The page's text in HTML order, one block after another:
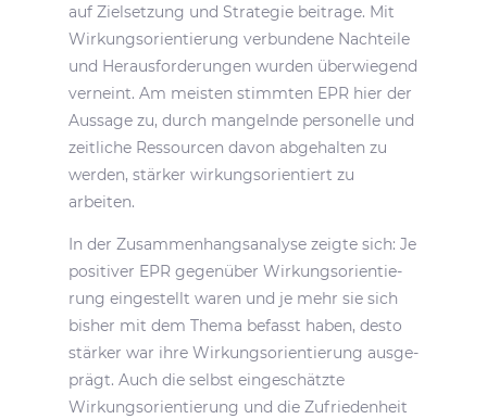
auf Ziel­set­zung und Stra­tegie beitrage. Mit
Wirkungs­ori­en­tie­rung verbun­dene Nach­teile
und Heraus­for­de­rungen wurden über­wie­gend
verneint. Am meisten stimmten EPR hier der
Aussage zu, durch mangelnde perso­nelle und
zeit­liche Ressourcen davon abge­halten zu
werden, stärker wirkungs­ori­en­tiert zu
arbeiten.
In der Zusam­men­hangs­ana­lyse zeigte sich: Je
posi­tiver EPR gegen­über Wirkungs­ori­en­tie­
rung einge­stellt waren und je mehr sie sich
bisher mit dem Thema befasst haben, desto
stärker war ihre Wirkungs­ori­en­tie­rung ausge­
prägt. Auch die selbst einge­schätzte
Wirkungs­ori­en­tie­rung und die Zufrie­den­heit